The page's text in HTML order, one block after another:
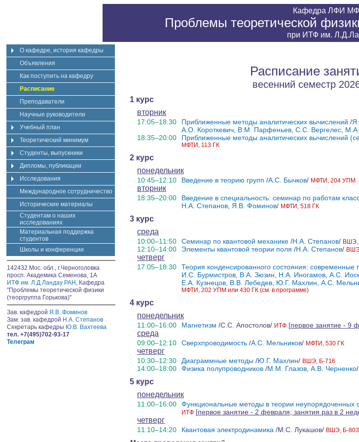
Кафедра ЛФИ
Проблемы теоретической
при ИТФ им.
О кафедре, история кафедры
Объявления
Как поступить на кафедру
Расписание
Преподаватели
Научные руководители
Учебный план
Теоретический минимум
Студенты, выпускники
Дипломы, публикации
Исследования
Международное сотрудничество
Исторические материалы
Студентам о наших
исследованиях
Материальная поддержка
студентов
Школы и конференции
142432 Мос. обл., г.Черноголовка
просп. Академика Семенова, 1А
ИТФ им. Л.Д.Ландау РАН , Кафедра
"Проблемы теоретической физики
(теоргруппа Горькова)"
Зав. кафедрой Я.В. Фоминов
Зам. зав. кафедрой Н.А. Степанов
Секретарь кафедры Ю.В. Вахтеева
тел. +7(495)702-93-17
Телеграм
Расписание
весенний семестр
1 курс
вторник
17:05–18:30 Приближенные методы аналитических вычислений /
А.О. Короткевич В.М. Парфеньев С.С. Вергелес
18:35–20:00 Приближенные методы аналитических вычислений
МФТИ, 113 ГК
2 курс
понедельник
10:45–12:10 Введение в теорию групп /А.С. Бычков/ МФТИ, 204 УПМ
вторник
18:35–20:00 Введение в специальность: семинар по работам
Н.А. Степанов Я.В. Фоминов/ МФТИ, 518 ГК
3 курс
среда
10:00–11:50 Семинар по квантовой механике /Н.А. Степанов/ ВШЭ,
12:10–14:00 Элементы квантовой теории поля /Н.А. Степанов/
четверг
17:05–18:30 Теория конденсированного состояния: современные
И.С. Бурмистров В.А. Зюзин Н.А. Иногамов А.С.
Е.А. Кузнецов В.В. Лебедев Ю.Г. Махлин А.С.
МФТИ, 202 УПМ или 430 ГК (см. в программе)
4 курс
понедельник
11:00–16:00 Магнетизм /C.С. Aпостолoв/ ИТФ [первое занятие - 9
среда
09:00–12:10 Сверхпроводимость /А.С. Мельников/ МФТИ, 530 ГК
четверг
10:30–12:30 Диаграммные методы /Ю.Г. Махлин/ ВШЭ, Б-716
14:00–18:00 Физика полупроводников /М.М. Глазов А.В. Черненко/
5 курс
понедельник
11:00–16:00 Функциональные методы в теории неупорядоченных
ИТФ [первое занятие - 2 февраля; занятия раз в 2
четверг
11:10–14:20 Квантовая электродинамика /М.С. Лукашов/ ВШЭ, Б-803